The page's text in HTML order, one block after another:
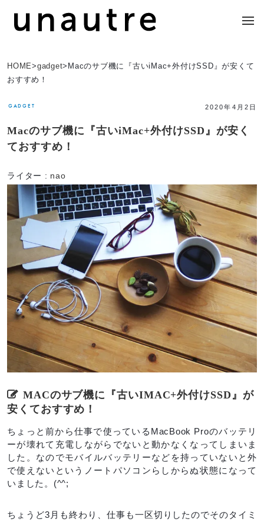
HOME>gadget> Macのサブ機に『古いiMac+外付けSSD』が安くて
おすすめ！
GADGET 2020年4月2日
Macのサブ機に『古いiMac+外付けSSD』が安く
ておすすめ！
ライター : nao
MACのサブ機に『古いIMAC+外付けSSD』が
安くておすすめ！
ちょっと前から仕事で使っているMacBook Proのバッテリ
ーが壊れて充電しながらでないと動かなくなってしまいま
した。なのでモバイルバッテリーなどを持っていないと外
で使えないというノートパソコンらしからぬ状態になって
いました。(^^;
ちょうど3月も終わり、仕事も一区切りしたのでそのタイミ